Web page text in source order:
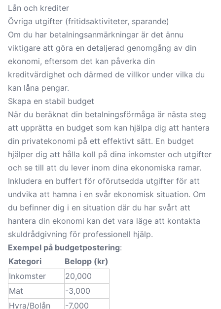
Lån och krediter
Övriga utgifter (fritidsaktiviteter, sparande)
Om du har betalningsanmärkningar är det ännu
viktigare att göra en detaljerad genomgång av din
ekonomi, eftersom det kan påverka din
kreditvärdighet och därmed de villkor under vilka du
kan låna pengar.
Skapa en stabil budget
När du beräknat din betalningsförmåga är nästa steg
att upprätta en budget som kan hjälpa dig att hantera
din privatekonomi på ett effektivt sätt. En budget
hjälper dig att hålla koll på dina inkomster och utgifter
och se till att du lever inom dina ekonomiska ramar.
Inkludera en buffert för oförutsedda utgifter för att
undvika att hamna i en svår ekonomisk situation. Om
du befinner dig i en situation där du har svårt att
hantera din ekonomi kan det vara läge att kontakta
skuldrådgivning för professionell hjälp.
Exempel på budgetpostering:
Kategori
Belopp (kr)
Inkomster
20,000
Mat
-3,000
Hyra/Bolån
-7,000